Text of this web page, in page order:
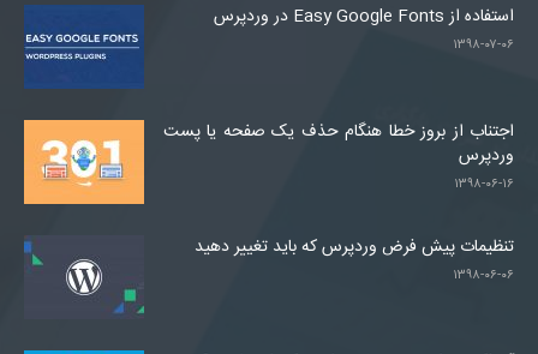
استفاده از Easy Google Fonts در وردپرس
۱۳۹۸-۰۷-۰۶
اجتناب از بروز خطا هنگام حذف یک صفحه یا پست
وردپرس
۱۳۹۸-۰۶-۱۶
تنظیمات پیش فرض وردپرس که باید تغییر دهید
۱۳۹۸-۰۶-۰۶